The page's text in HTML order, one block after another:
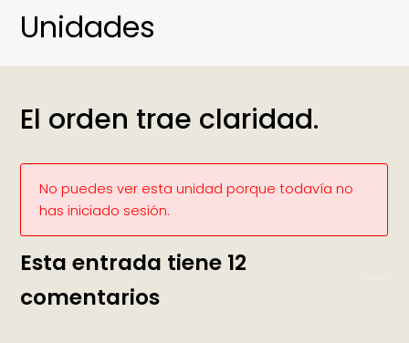
Unidades
El orden trae claridad.
No puedes ver esta unidad porque todavía no
has iniciado sesión.
Esta entrada tiene 12
comentarios